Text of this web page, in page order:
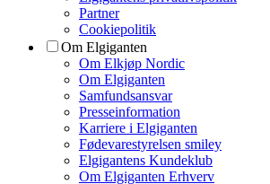
Partner
Cookiepolitik
Om Elgiganten
Om Elkjøp Nordic
Om Elgiganten
Samfundsansvar
Presseinformation
Karriere i Elgiganten
Fødevarestyrelsen smiley
Elgigantens Kundeklub
Om Elgiganten Erhverv